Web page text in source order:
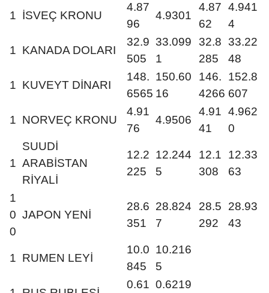
1 İSVEÇ KRONU
4.87
96
4.9301
4.87
62
4.941
4
1 KANADA DOLARI
32.9
505
33.099
1
32.8
285
33.22
48
1 KUVEYT DİNARI
148.
6565
150.60
16
146.
4266
152.8
607
1 NORVEÇ KRONU
4.91
76
4.9506
4.91
41
4.962
0
1
SUUDİ
ARABİSTAN
RİYALİ
12.2
225
12.244
5
12.1
308
12.33
63
1
0
0
JAPON YENİ
28.6
351
28.824
7
28.5
292
28.93
43
1 RUMEN LEYİ
10.0
845
10.216
5
0.61 0.6219